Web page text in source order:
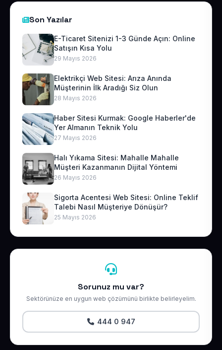
Son Yazılar
E-Ticaret Sitenizi 1-3 Günde Açın: Online
Satışın Kısa Yolu
29 Mayıs 2026
Elektrikçi Web Sitesi: Arıza Anında
Müşterinin İlk Aradığı Siz Olun
28 Mayıs 2026
Haber Sitesi Kurmak: Google Haberler'de
Yer Almanın Teknik Yolu
27 Mayıs 2026
Halı Yıkama Sitesi: Mahalle Mahalle
Müşteri Kazanmanın Dijital Yöntemi
26 Mayıs 2026
Sigorta Acentesi Web Sitesi: Online Teklif
Talebi Nasıl Müşteriye Dönüşür?
25 Mayıs 2026
Sorunuz mu var?
Sektörünüze en uygun web çözümünü birlikte belirleyelim.
444 0 947